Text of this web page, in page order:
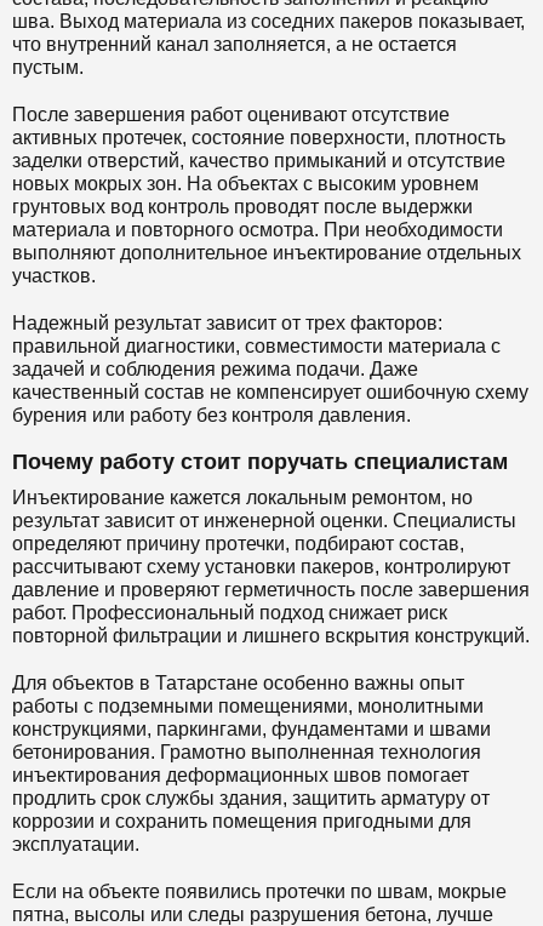
шва. Выход материала из соседних пакеров показывает,
что внутренний канал заполняется, а не остается
пустым.
После завершения работ оценивают отсутствие
активных протечек, состояние поверхности, плотность
заделки отверстий, качество примыканий и отсутствие
новых мокрых зон. На объектах с высоким уровнем
грунтовых вод контроль проводят после выдержки
материала и повторного осмотра. При необходимости
выполняют дополнительное инъектирование отдельных
участков.
Надежный результат зависит от трех факторов:
правильной диагностики, совместимости материала с
задачей и соблюдения режима подачи. Даже
качественный состав не компенсирует ошибочную схему
бурения или работу без контроля давления.
Почему работу стоит поручать специалистам
Инъектирование кажется локальным ремонтом, но
результат зависит от инженерной оценки. Специалисты
определяют причину протечки, подбирают состав,
рассчитывают схему установки пакеров, контролируют
давление и проверяют герметичность после завершения
работ. Профессиональный подход снижает риск
повторной фильтрации и лишнего вскрытия конструкций.
Для объектов в Татарстане особенно важны опыт
работы с подземными помещениями, монолитными
конструкциями, паркингами, фундаментами и швами
бетонирования. Грамотно выполненная технология
инъектирования деформационных швов помогает
продлить срок службы здания, защитить арматуру от
коррозии и сохранить помещения пригодными для
эксплуатации.
Если на объекте появились протечки по швам, мокрые
пятна, высолы или следы разрушения бетона, лучше